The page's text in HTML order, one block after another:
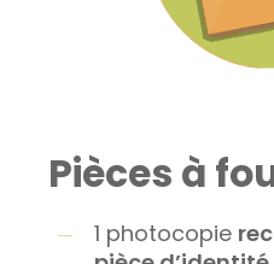
Pièces à
1 photocopie